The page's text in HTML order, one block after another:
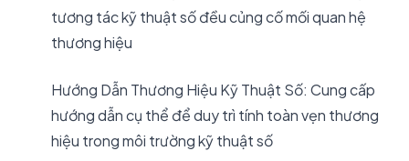
tương tác kỹ thuật số đều củng cố mối quan hệ
thương hiệu
Hướng Dẫn Thương Hiệu Kỹ Thuật Số: Cung cấp
hướng dẫn cụ thể để duy trì tính toàn vẹn thương
hiệu trong môi trường kỹ thuật số